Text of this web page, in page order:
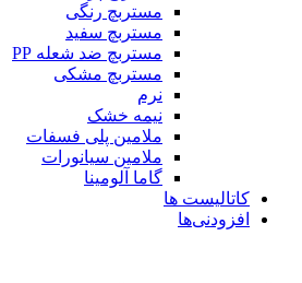
مستربچ رنگی
مستربچ‌ سفید
مستربچ ضد شعله PP
مستربچ مشکی
نرم
نیمه خشک
ملامین پلی فسفات
ملامین سیانورات
گاما آلومینا
کاتالیست ها
افزودنی‌ها